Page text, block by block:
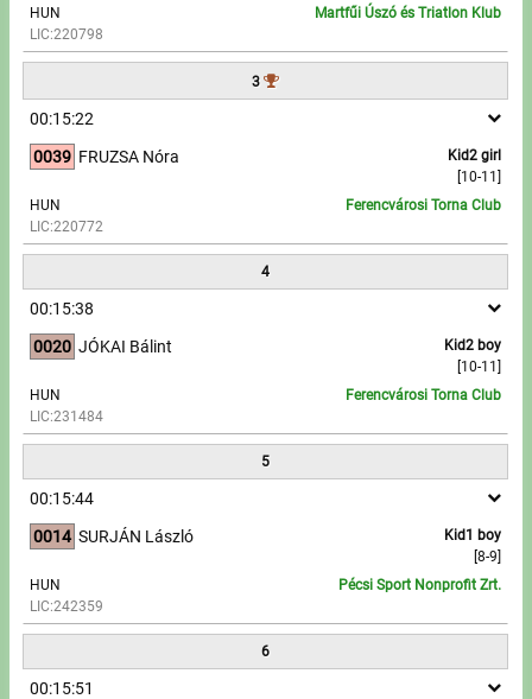
Write to Us!
Partners, sponsors
Accomodation offers
Impressum
HUN
LIC:220798
Martfűi Úszó és Triatlon Klub
3
00:15:22
0039
Kid2 girl
[10-11]
FRUZSA Nóra
HUN
LIC:220772
Ferencvárosi Torna Club
4
00:15:38
0020
Kid2 boy
[10-11]
JÓKAI Bálint
HUN
LIC:231484
Ferencvárosi Torna Club
5
00:15:44
0014
Kid1 boy
[8-9]
SURJÁN László
HUN
LIC:242359
Pécsi Sport Nonprofit Zrt.
6
00:15:51